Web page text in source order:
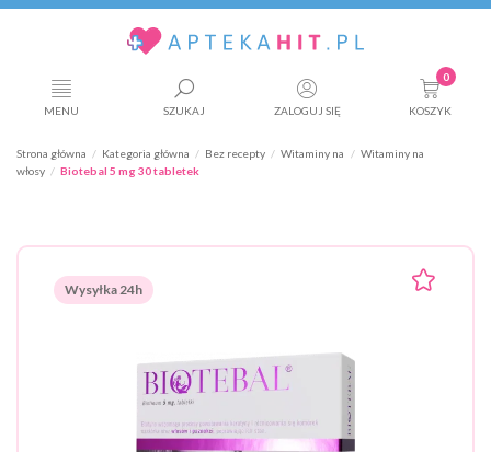
MENU SZUKAJ ZALOGUJ SIĘ
0
KOSZYK
Strona główna Kategoria główna Bez recepty Witaminy na
Witaminy na
włosy
Biotebal 5 mg 30 tabletek
Wysyłka 24h